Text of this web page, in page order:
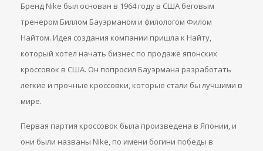
Бренд Nike был основан в 1964 году в США беговым
тренером Биллом Бауэрманом и филологом Филом
Найтом. Идея создания компании пришла к Найту,
который хотел начать бизнес по продаже японских
кроссовок в США. Он попросил Бауэрмана разработать
легкие и прочные кроссовки, которые стали бы лучшими в
мире.
Первая партия кроссовок была произведена в Японии, и
они были названы Nike, по имени богини победы в